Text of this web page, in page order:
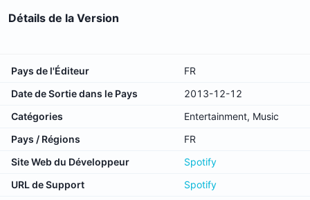
Détails de la Version
Pays de l'Éditeur
FR
Date de Sortie dans le Pays
2013-12-12
Catégories
Entertainment, Music
Pays / Régions
FR
Site Web du Développeur
Spotify
URL de Support
Spotify